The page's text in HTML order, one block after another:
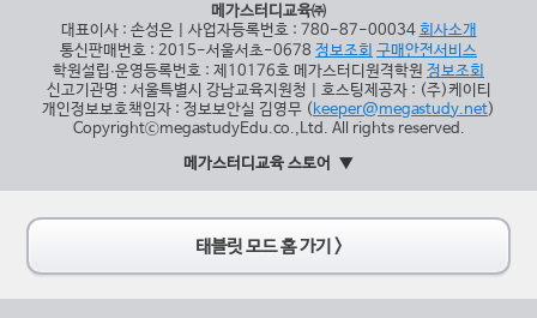
메가스터디교육㈜
대표이사 : 손성은 | 사업자등록번호 : 780-87-00034 회사소개
통신판매번호 : 2015-서울서초-0678 정보조회 구매안전서비스
학원설립∙운영등록번호 : 제10176호 메가스터디원격학원 정보조회
신고기관명 : 서울특별시 강남교육지원청 | 호스팅제공자 : (주)케이티
개인정보보호책임자 : 정보보안실 김영무 ( keeper@megastudy.net)
CopyrightⓒmegastudyEdu.co.,Ltd. All rights reserved.
메가스터디교육 스토어
태블릿 모드 홈 가기 >